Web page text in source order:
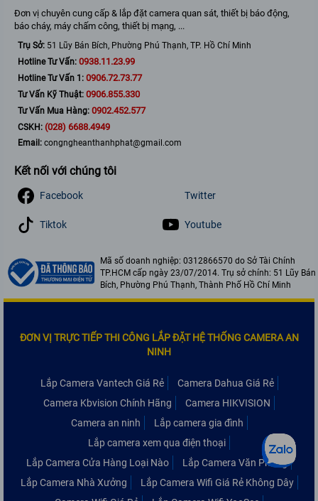
Đơn vị chuyên cung cấp & lắp đặt camera quan sát, thiết bị báo động,
báo cháy, máy chấm công, thiết bị mạng, ...
Trụ Sở: 51 Lũy Bán Bích, Phường Phú Thạnh, TP. Hồ Chí Minh
Hotline Tư Vấn: 0938.11.23.99
Hotline Tư Vấn 1: 0906.72.73.77
Tư Vấn Kỹ Thuật: 0906.855.330
Tư Vấn Mua Hàng: 0902.452.577
CSKH: (028) 6688.4949
Email: congngheanthanhphat@gmail.com
Kết nối với chúng tôi
Facebook Twitter
Tiktok Youtube
Mã số doanh nghiệp: 0312866570 do Sở Tài Chính
TP.HCM cấp ngày 23/07/2014. Trụ sở chính: 51 Lũy Bán
Bích, Phường Phú Thạnh, Thành Phố Hồ Chí Minh
ĐƠN VỊ TRỰC TIẾP THI CÔNG LẮP ĐẶT HỆ THỐNG CAMERA AN
NINH
Lắp Camera Vantech Giá Rẻ
Camera Dahua Giá Rẻ
Camera Kbvision Chính Hãng
Camera HIKVISION
Camera an ninh
Lắp camera gia đình
Lắp camera xem qua điện thoại
Lắp Camera Cửa Hàng Loại Nào
Lắp Camera Văn Phòng
Lắp Camera Nhà Xưởng
Lắp Camera Wifi Giá Rẻ Không Dây